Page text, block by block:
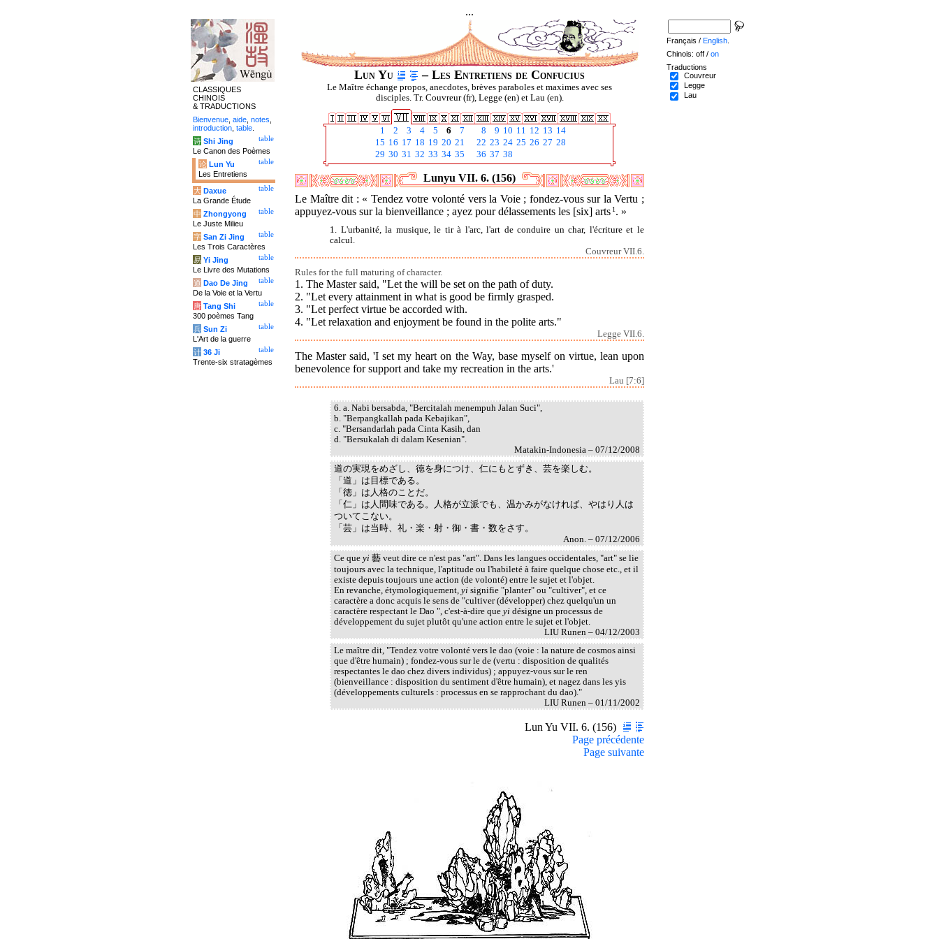
...
Lun Yu – Les Entretiens de Confucius
Le Maître échange propos, anecdotes, brèves paraboles et maximes avec ses
disciples. Tr. Couvreur (fr), Legge (en) et Lau (en).
1 2 3 4 5 6 7 8 9 10 11 12 13 14
15 16 17 18 19 20 21 22 23 24 25 26 27 28
29 30 31 32 33 34 35 36 37 38
Lunyu VII. 6. (156)
Le Maître dit : « Tendez votre volonté vers la Voie ; fondez-vous sur la Vertu ;
appuyez-vous sur la bienveillance ; ayez pour délassements les [six] arts 1 . »
1. L'urbanité, la musique, le tir à l'arc, l'art de conduire un char, l'écriture et le
calcul.
Couvreur VII.6.
Rules for the full maturing of character.
1. The Master said, "Let the will be set on the path of duty.
2. "Let every attainment in what is good be firmly grasped.
3. "Let perfect virtue be accorded with.
4. "Let relaxation and enjoyment be found in the polite arts."
Legge VII.6.
The Master said, 'I set my heart on the Way, base myself on virtue, lean upon
benevolence for support and take my recreation in the arts.'
Lau [7:6]
6. a. Nabi bersabda, "Bercitalah menempuh Jalan Suci",
b. "Berpangkallah pada Kebajikan",
c. "Bersandarlah pada Cinta Kasih, dan
d. "Bersukalah di dalam Kesenian".
Matakin-Indonesia – 07/12/2008
道の実現をめざし、徳を身につけ、仁にもとずき、芸を楽しむ。
「道」は目標である。
「徳」は人格のことだ。
「仁」は人間味である。人格が立派でも、温かみがなければ、やはり人は
ついてこない。
「芸」は当時、礼・楽・射・御・書・数をさす。
Anon. – 07/12/2006
Ce que yi 藝 veut dire ce n'est pas "art". Dans les langues occidentales, "art" se lie
toujours avec la technique, l'aptitude ou l'habileté à faire quelque chose etc., et il
existe depuis toujours une action (de volonté) entre le sujet et l'objet.
En revanche, étymologiquement, yi signifie "planter" ou "cultiver", et ce
caractère a donc acquis le sens de "cultiver (développer) chez quelqu'un un
caractère respectant le Dao ", c'est-à-dire que yi désigne un processus de
développement du sujet plutôt qu'une action entre le sujet et l'objet.
LIU Runen – 04/12/2003
Le maître dit, "Tendez votre volonté vers le dao (voie : la nature de cosmos ainsi
que d'être humain) ; fondez-vous sur le de (vertu : disposition de qualités
respectantes le dao chez divers individus) ; appuyez-vous sur le ren
(bienveillance : disposition du sentiment d'être humain), et nagez dans les yis
(développements culturels : processus en se rapprochant du dao)."
LIU Runen – 01/11/2002
Lun Yu VII. 6. (156)
Page précédente
Page suivante
CLASSIQUES
CHINOIS
& TRADUCTIONS
Bienvenue aide notes
introduction table
table
诗 Shi Jing
Le Canon des Poèmes
table
论 Lun Yu
Les Entretiens
table
大 Daxue
La Grande Étude
table
中 Zhongyong
Le Juste Milieu
table
字 San Zi Jing
Les Trois Caractères
table
易 Yi Jing
Le Livre des Mutations
table
道 Dao De Jing
De la Voie et la Vertu
table
唐 Tang Shi
300 poèmes Tang
table
兵 Sun Zi
L'Art de la guerre
table
计 36 Ji
Trente-six stratagèmes
Français / English
Chinois: off / on
Traductions
Couvreur
Legge
Lau